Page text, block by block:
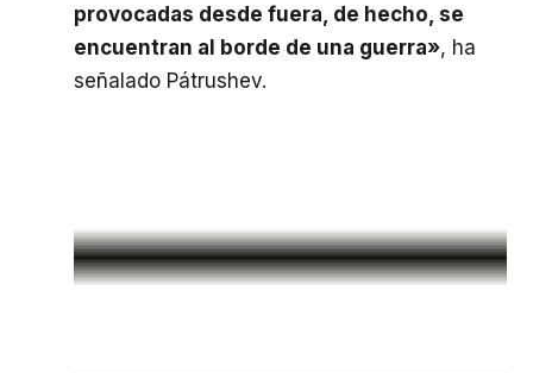
provocadas desde fuera, de hecho, se
encuentran al borde de una guerra», ha
señalado Pátrushev.